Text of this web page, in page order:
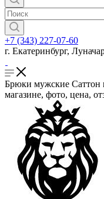
+7 (343) 227-07-60
г. Екатеринбург,
Брюки мужские Саттон
магазине, фото, цена,